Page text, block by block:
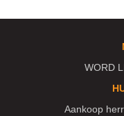
WORD
Aankoop